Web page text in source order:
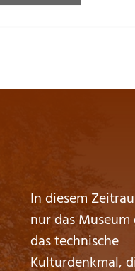
In diesem
nur das
das technische
Kulturdenkmal,